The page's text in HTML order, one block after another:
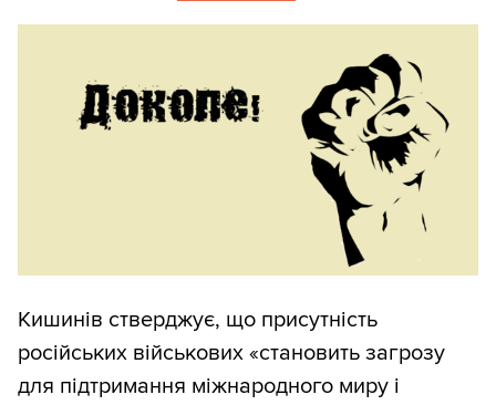
Кишинів стверджує, що присутність
російських військових «становить загрозу
для підтримання міжнародного миру і